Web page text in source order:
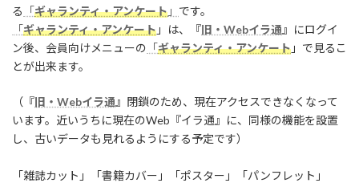
る
「ギャランティ・アンケート 」 です。
「ギャランティ・アンケート 」は、『旧・Webイラ通 』にログイ
ン後、会員向けメニューの 「ギャランティ・アンケート 」で見るこ
とが出来ます。
（『旧・Webイラ通 』閉鎖のため、現在アクセスできなくなって
います。近いうちに現在のWeb『イラ通』に、同様の機能を設置
し、古いデータも見れるようにする予定です）
「雑誌カット」「書籍カバー」「ポスター」「パンフレット」